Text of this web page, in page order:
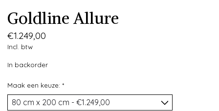
Goldline Allure
€1.249,00
Incl. btw
In backorder
Maak een keuze: *